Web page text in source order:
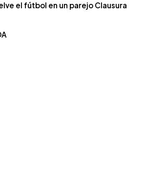
el fútbol en un parejo Clausura